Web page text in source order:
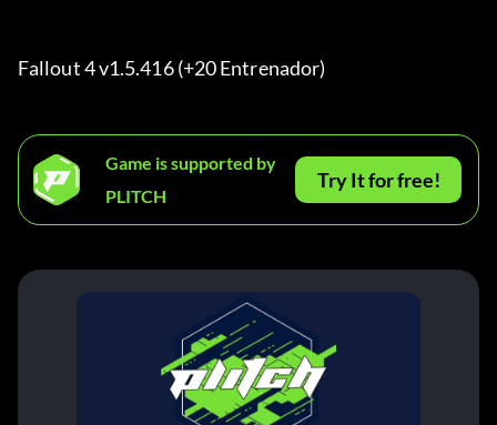
Fallout 4 v1.5.416 (+20 Entrenador)
Game is supported by
PLITCH
Try It for free!